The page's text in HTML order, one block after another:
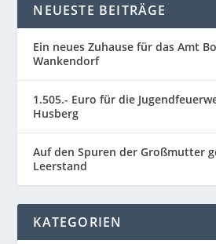
NEUESTE BEITRÄGE
Ein neues Zuhause für das Amt
Wankendorf
1.505.- Euro für die
Husberg
Auf den Spuren der Großmutter
Leerstand
KATEGORIEN